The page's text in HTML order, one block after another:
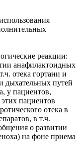
реакции:
анафилактоидных
отека гортани и
дыхательных путей
у пациентов,
пациентов
отека в
в т.ч.
о развитии
на фоне приема